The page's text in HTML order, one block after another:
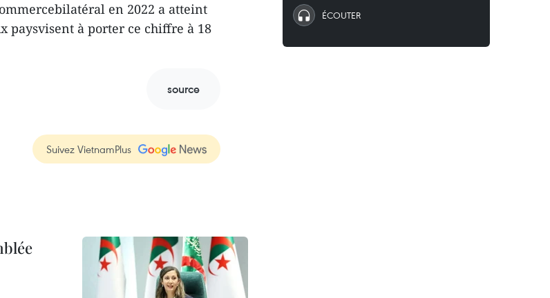
en 2022 a atteint
paysvisent à porter ce chiffre à 18
source
Suivez VietnamPlus
ÉCOUTER